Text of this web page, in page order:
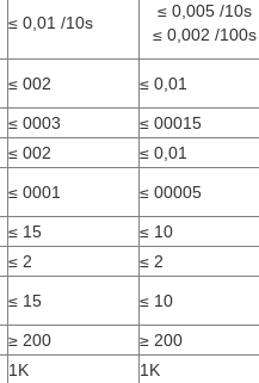
≤ 0,01 /10s
≤ 0,005 /10s
≤ 0,002 /100s
≤ 002 ≤ 0,01
≤ 0003 ≤ 00015
≤ 002 ≤ 0,01
≤ 0001 ≤ 00005
≤ 15 ≤ 10
≤ 2 ≤ 2
≤ 15 ≤ 10
≥ 200 ≥ 200
1K 1K